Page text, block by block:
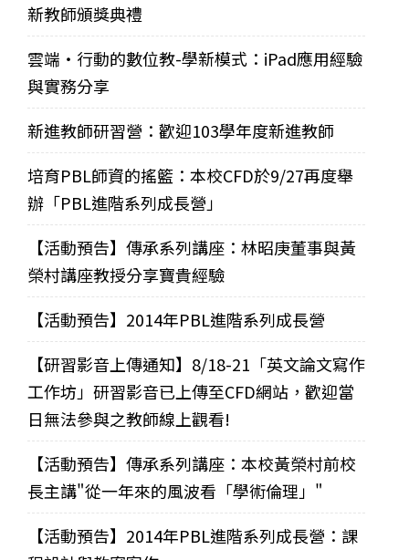
新教師頒獎典禮
雲端‧行動的數位教-學新模式：iPad應用經驗
與實務分享
新進教師研習營：歡迎103學年度新進教師
培育PBL師資的搖籃：本校CFD於9/27再度舉
辦「PBL進階系列成長營」
【活動預告】傳承系列講座：林昭庚董事與黃
榮村講座教授分享寶貴經驗
【活動預告】2014年PBL進階系列成長營
【研習影音上傳通知】8/18-21「英文論文寫作
工作坊」研習影音已上傳至CFD網站，歡迎當
日無法參與之教師線上觀看!
【活動預告】傳承系列講座：本校黃榮村前校
長主講"從一年來的風波看「學術倫理」"
【活動預告】2014年PBL進階系列成長營：課